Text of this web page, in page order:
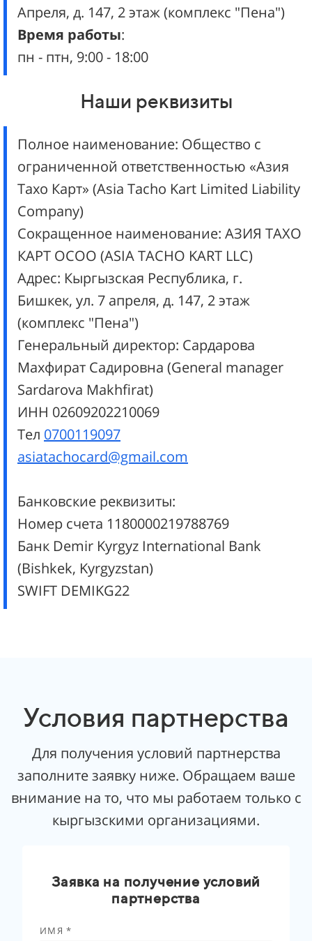
Апреля, д. 147, 2 этаж (комплекс "Пена")
Время работы:
пн - птн, 9:00 - 18:00
Наши реквизиты
Полное наименование: Общество с
ограниченной ответственностью «Азия
Тахо Карт» (Asia Taсho Kart Limited Liability
Company)
Сокращенное наименование: АЗИЯ ТАХО
КАРТ ОСОО (ASIA TACHO KART LLC)
Адрес: Кыргызская Республика, г.
Бишкек, ул. 7 апреля, д. 147, 2 этаж
(комплекс "Пена")
Генеральный директор: Сардарова
Махфират Садировна (General manager
Sardarova Makhfirat)
ИНН 02609202210069
Тел 0700119097
asiatachocard@gmail.com
Банковские реквизиты:
Номер счета 1180000219788769
Банк Demir Kyrgyz International Bank
(Bishkek, Kyrgyzstan)
SWIFT DEMIKG22
Условия партнерства
Для получения условий партнерства
заполните заявку ниже. Обращаем ваше
внимание на то, что мы работаем только с
кыргызскими организациями.
Заявка на получение условий
партнерства
ИМЯ *